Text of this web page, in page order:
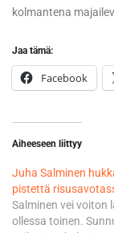
kolmantena
Jaa tämä:
Facebook
Aiheeseen liittyy
Juha Salminen
pistettä
Salminen vei voiton
ollessa toinen.